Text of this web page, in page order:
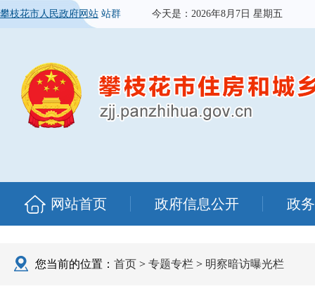
攀枝花市人民政府网站 站群 今天是： 2026年8月7日 星期五
网站首页 政府信息公开 政
您当前的位置： 首页 > 专题专栏 > 明察暗访曝光栏